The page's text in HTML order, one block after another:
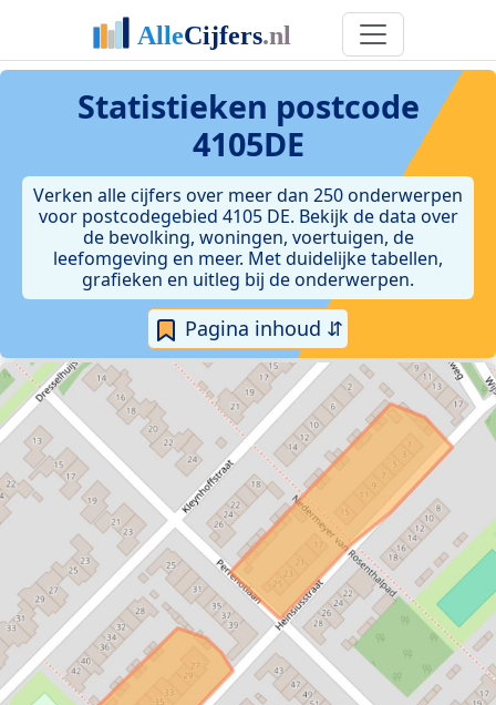
Statistieken postcode
4105DE
Verken alle cijfers over meer dan 250 onderwerpen
voor postcodegebied 4105 DE. Bekijk de data over
de bevolking, woningen, voertuigen, de
leefomgeving en meer. Met duidelijke tabellen,
grafieken en uitleg bij de onderwerpen.
Pagina inhoud ⇵